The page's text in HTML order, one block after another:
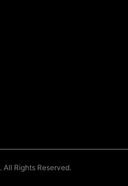
. All Rights Reserved.